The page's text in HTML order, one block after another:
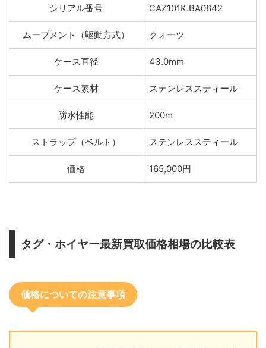
シリアル番号 CAZ101K.BA0842
ムーブメント（駆動方式） クォーツ
ケース直径 43.0mm
ケース素材 ステンレススティール
防水性能 200m
ストラップ（ベルト） ステンレススティール
価格 165,000円
タグ・ホイヤー最新買取価格相場の比較表
価格についての注意事項